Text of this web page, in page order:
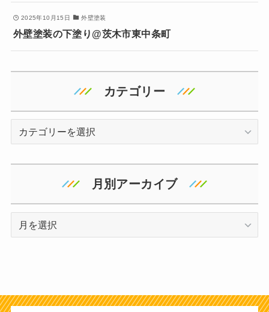
2025年10月15日 外壁塗装
外壁塗装の下塗り@茨木市東中条町
カテゴリー
月別アーカイブ